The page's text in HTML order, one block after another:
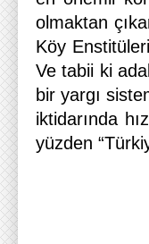
olmaktan
Köy
Ve tabii ki
bir yargı
iktidarında
yüzden